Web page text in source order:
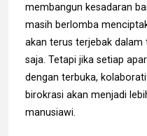
membangun kesadaran
masih berlomba
akan terus terjebak dalam
saja. Tetapi jika setiap
dengan terbuka,
birokrasi akan menjadi
manusiawi.